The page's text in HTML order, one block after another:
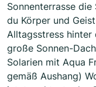
Sonnenterrasse die
du Körper und
Alltagsstress hinter
große Sonnen-
Solarien mit Aqua
gemäß Aushang)